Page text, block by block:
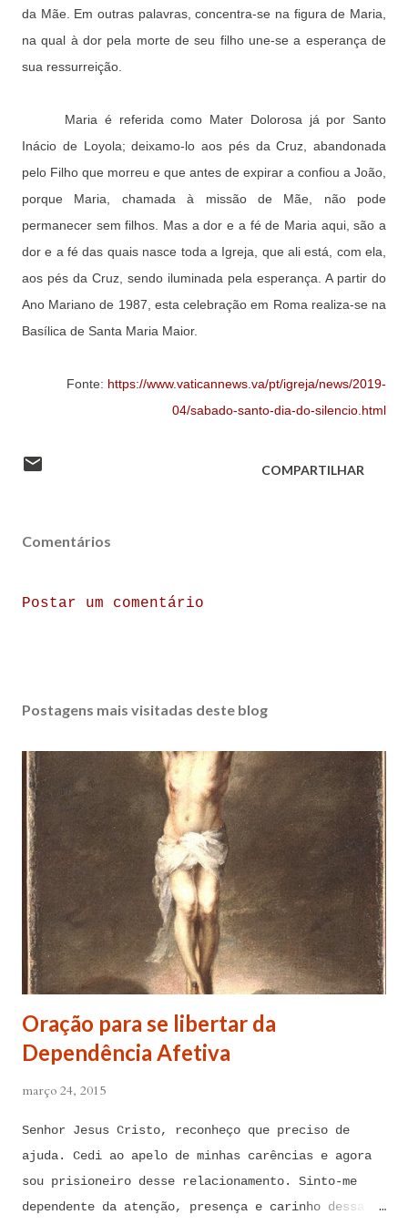
da Mãe. Em outras palavras, concentra-se na figura de Maria,
na qual à dor pela morte de seu filho une-se a esperança de
sua ressurreição.
Maria é referida como Mater Dolorosa já por Santo
Inácio de Loyola; deixamo-lo aos pés da Cruz, abandonada
pelo Filho que morreu e que antes de expirar a confiou a João,
porque Maria, chamada à missão de Mãe, não pode
permanecer sem filhos. Mas a dor e a fé de Maria aqui, são a
dor e a fé das quais nasce toda a Igreja, que ali está, com ela,
aos pés da Cruz, sendo iluminada pela esperança. A partir do
Ano Mariano de 1987, esta celebração em Roma realiza-se na
Basílica de Santa Maria Maior.
Fonte: https://www.vaticannews.va/pt/igreja/news/2019-
04/sabado-santo-dia-do-silencio.html
COMPARTILHAR
Comentários
Postar um comentário
Postagens mais visitadas deste blog
Oração para se libertar da
Dependência Afetiva
março 24, 2015
Senhor Jesus Cristo, reconheço que preciso de
ajuda. Cedi ao apelo de minhas carências e agora
sou prisioneiro desse relacionamento. Sinto-me
dependente da atenção, presença e carinho dessa